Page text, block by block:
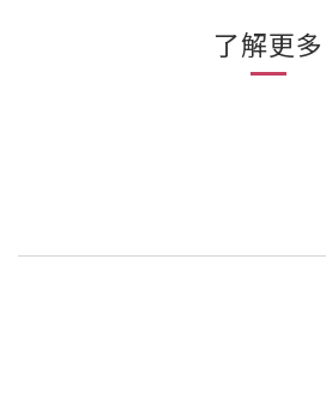
了解更多